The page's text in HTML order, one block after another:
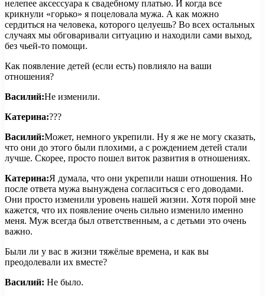
нелепее аксессуара к свадебному платью. И когда все
крикнули «горько» я поцеловала мужа. А как можно
сердиться на человека, которого целуешь? Во всех остальных
случаях мы обговаривали ситуацию и находили сами выход,
без чьей-то помощи.
Как появление детей (если есть) повлияло на ваши
отношения?
Василий:Не изменили.
Катерина:???
Василий:Может, немного укрепили. Ну я же не могу сказать,
что они до этого были плохими, а с рождением детей стали
лучше. Скорее, просто пошел виток развития в отношениях.
Катерина:Я думала, что они укрепили наши отношения. Но
после ответа мужа вынуждена согласиться с его доводами.
Они просто изменили уровень нашей жизни. Хотя порой мне
кажется, что их появление очень сильно изменило именно
меня. Муж всегда был ответственным, а с детьми это очень
важно.
Были ли у вас в жизни тяжёлые времена, и как вы
преодолевали их вместе?
Василий: Не было.